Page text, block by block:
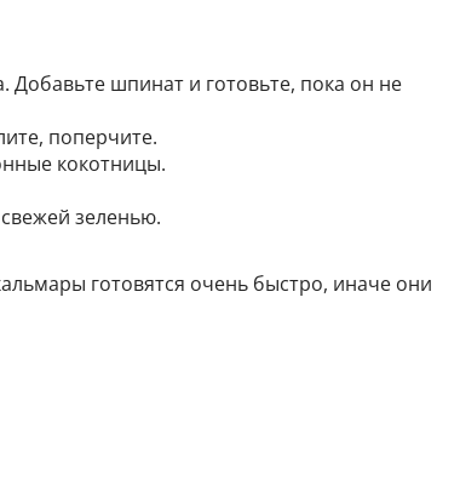
шпинат и готовьте, пока он не
поперчите.
кокотницы.
зеленью.
готовятся очень быстро, иначе они